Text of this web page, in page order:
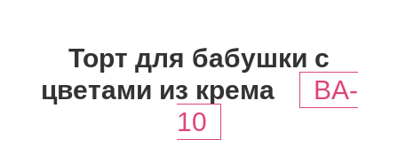
Торт для бабушки с
цветами из крема
BA-
10